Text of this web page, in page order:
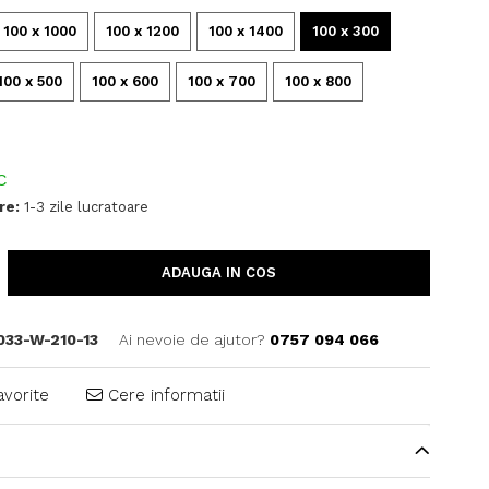
100 x 1000 100 x 1200 100 x 1400 100 x 300
x 500 100 x 600 100 x 700 100 x 800
1-3 zile lucratoare
ADAUGA IN COS
W-210-13 Ai nevoie de ajutor? 0757 094 066
Cere informatii